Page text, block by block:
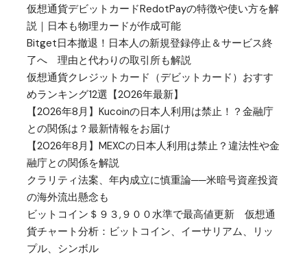
仮想通貨デビットカードRedotPayの特徴や使い方を解
説｜日本も物理カードが作成可能
Bitget日本撤退！日本人の新規登録停止＆サービス終
了へ 理由と代わりの取引所も解説
仮想通貨クレジットカード（デビットカード）おすす
めランキング12選【2026年最新】
【2026年8月】Kucoinの日本人利用は禁止！？金融庁
との関係は？最新情報をお届け
【2026年8月】MEXCの日本人利用は禁止？違法性や金
融庁との関係を解説
クラリティ法案、年内成立に慎重論──米暗号資産投資
の海外流出懸念も
ビットコイン＄９３,９００水準で最高値更新 仮想通
貨チャート分析：ビットコイン、イーサリアム、リッ
プル、シンボル